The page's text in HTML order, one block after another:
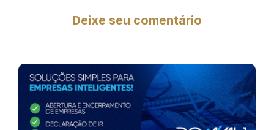
Deixe seu comentário